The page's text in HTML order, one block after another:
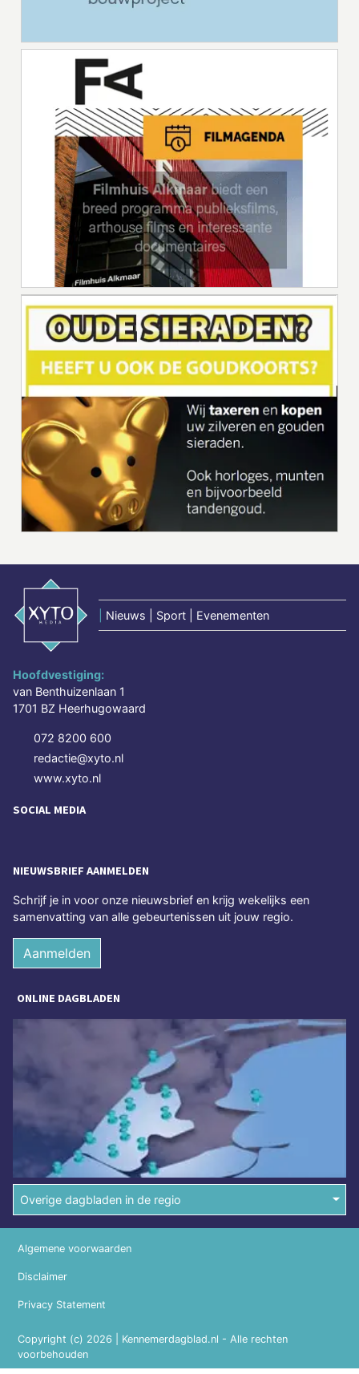
Nieuws | Sport | Evenementen
Hoofdvestiging:
van Benthuizenlaan 1
1701 BZ Heerhugowaard
072 8200 600
redactie@xyto.nl
www.xyto.nl
SOCIAL MEDIA
NIEUWSBRIEF AANMELDEN
Schrijf je in voor onze nieuwsbrief en krijg wekelijks een
samenvatting van alle gebeurtenissen uit jouw regio.
Aanmelden
ONLINE DAGBLADEN
Overige dagbladen in de regio
Copyright (c) 2026 | Kennemerdagblad.nl - Alle rechten
voorbehouden
Algemene voorwaarden
Disclaimer
Privacy Statement